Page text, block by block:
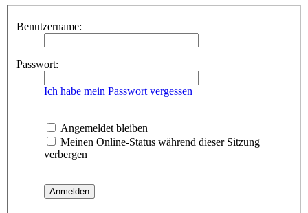
Benutzername:
Passwort:
Ich habe mein Passwort vergessen
Angemeldet bleiben
Meinen Online-Status während dieser Sitzung
verbergen